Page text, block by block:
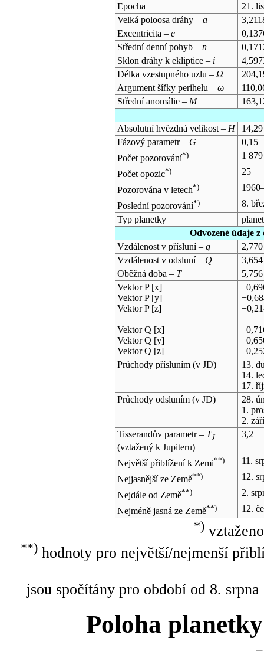
Epocha
21.
Velká poloosa dráhy –a
Excentricita –e
Střední denní pohyb –n
Sklon dráhy k ekliptice – i
Délka vzestupného uzlu –Ω
Argument šířky perihelu –ω
Střední anomálie – M
Absolutní hvězdná velikost – H
Fázový parametr – G
0,15
Počet pozorování*)
1 879
Počet opozic*)
25
Pozorována v letech*)
Poslední pozorování*)
8.
Typ planetky
Odvozené údaje
Vzdálenost v přísluní –q
Vzdálenost v odsluní – Q
Oběžná doba – T
Vektor P [x]
Vektor P [y]
Vektor P [z]
Vektor Q [x]
Vektor Q [y]
Vektor Q [z]
Průchody přísluním (vJD)
13.
14.
17.
Průchody odsluním (vJD)
28.
1.
2.
Tisserandův parametr – TJ
(vztažený k Jupiteru)
3,2
Největší přiblížení k Zemi**)
11.
Nejjasnější ze Země**)
12.
Nejdále od Země**)
2.
Nejméně jasná ze Země**) 12.
*)
**)hodnoty pro největší/nejmenší
jsou spočítány pro období od 8.
Poloha